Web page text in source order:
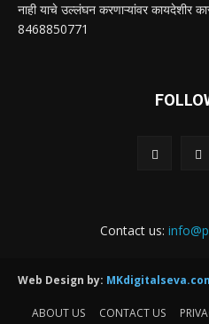
नाही याचे उल्लंघन करणाऱ्यांवर कायदेशीर
8468850771
Contact us:
Web Design by:
ABOUT US CONTACT US